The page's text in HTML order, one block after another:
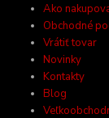
Ako
Obchodné
Vrátiť tovar
Novinky
Kontakty
Blog